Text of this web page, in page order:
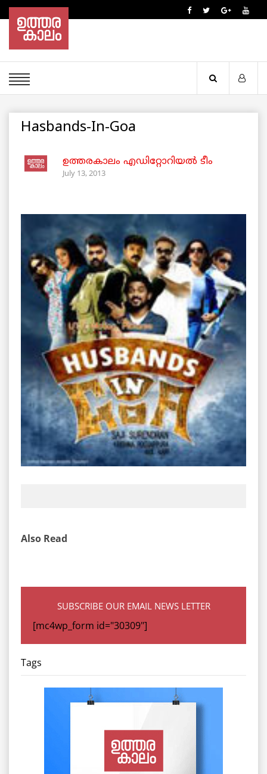
Hasbands-In-Goa
ഉത്തരകാലം എഡിറ്റോറിയല്‍ ടീം
July 13, 2013
Also Read
SUBSCRIBE OUR EMAIL NEWS LETTER
[mc4wp_form id="30309"]
Tags